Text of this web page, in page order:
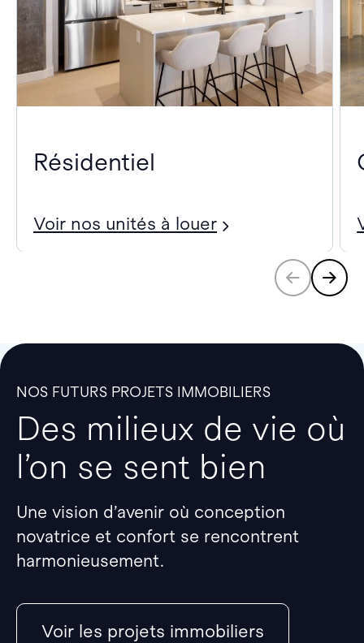
Résidentiel
Voir nos unités à louer
NOS FUTURS PROJETS IMMOBILIERS
Des milieux de vie où
l’on se sent bien
Une vision d’avenir où conception
novatrice et confort se rencontrent
harmonieusement.
Voir les projets immobiliers